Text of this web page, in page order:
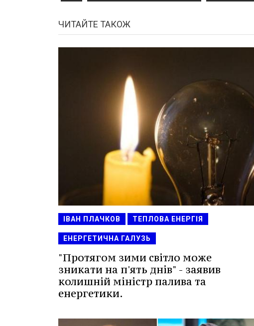
ЧИТАЙТЕ ТАКОЖ
ІВАН ПЛАЧКОВ ТЕПЛОВА ЕНЕРГІЯ
ЕНЕРГЕТИЧНА ГАЛУЗЬ
"Протягом зими світло може
зникати на п'ять днів" - заявив
колишній міністр палива та
енергетики.